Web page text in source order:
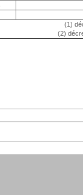
(1)
(2)